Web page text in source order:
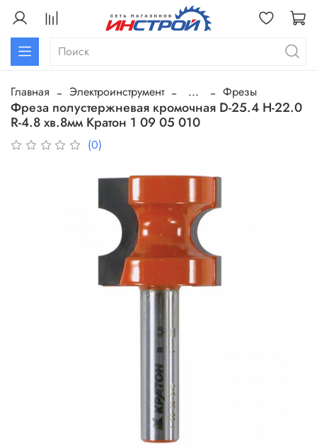
Главная Электроинструмент ... Фрезы
Фреза полустержневая кромочная D-25.4 H-22.0
R-4.8 хв.8мм Кратон 1 09 05 010
(0)